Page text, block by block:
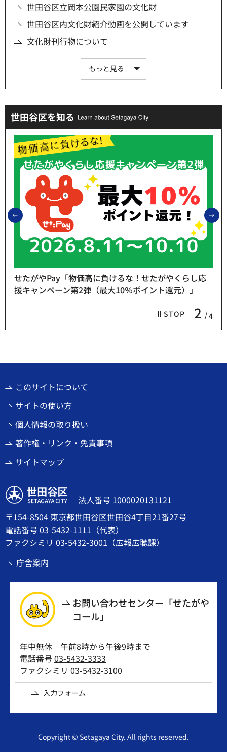
世田谷区立岡本公園民家園の文化財
世田谷区内文化財紹介動画を公開しています
文化財刊行物について
もっと見る
世田谷区を知る
前のスライドを表示
STOP 2 4
せたがやPay「物価高に負けるな！せたがやくらし応
援キャンペーン第2弾（最大10％ポイント還元）」
このサイトについて
サイトの使い方
個人情報の取り扱い
著作権・リンク・免責事項
サイトマップ
世田谷区
法人番号 1000020131121
〒154-8504 東京都世田谷区世田谷4丁目21番27号
電話番号03-5432-1111 （代表）
ファクシミリ 03-5432-3001（広報広聴課）
庁舎案内
お問い合わせセンター「せたがや
コール」
年中無休 午前8時から午後9時まで
電話番号03-5432-3333
ファクシミリ 03-5432-3100
入力フォーム
Copyright © Setagaya City. All rights reserved.